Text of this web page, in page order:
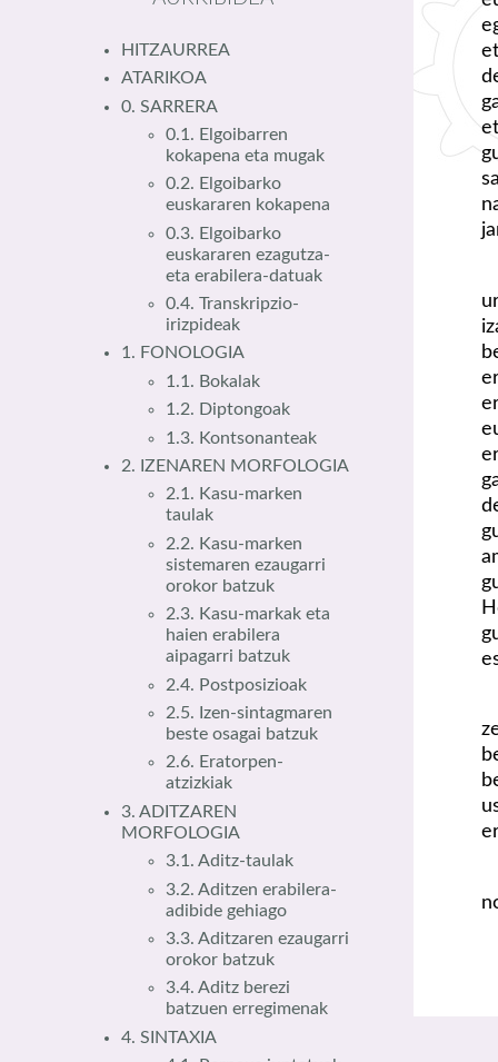
HITZAURREA
ATARIKOA
0. SARRERA
0.1. Elgoibarren
kokapena eta mugak
0.2. Elgoibarko
euskararen kokapena
0.3. Elgoibarko
euskararen ezagutza-
eta erabilera-datuak
0.4. Transkripzio-
irizpideak
1. FONOLOGIA
1.1. Bokalak
1.2. Diptongoak
1.3. Kontsonanteak
2. IZENAREN MORFOLOGIA
2.1. Kasu-marken
taulak
2.2. Kasu-marken
sistemaren ezaugarri
orokor batzuk
2.3. Kasu-markak eta
haien erabilera
aipagarri batzuk
2.4. Postposizioak
2.5. Izen-sintagmaren
beste osagai batzuk
2.6. Eratorpen-
atzizkiak
3. ADITZAREN
MORFOLOGIA
3.1. Aditz-taulak
3.2. Aditzen erabilera-
adibide gehiago
3.3. Aditzaren ezaugarri
orokor batzuk
3.4. Aditz berezi
batzuen erregimenak
4. SINTAXIA